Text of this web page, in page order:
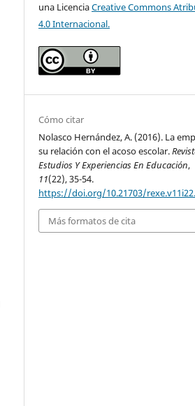
una LicenciaCreative Commons
4.0 Internacional.
Cómo citar
Nolasco Hernández, A. (2016). La
su relación con el acoso escolar.
Estudios Y Experiencias En Educación,
11(22), 35-54.
https://doi.org/10.21703/
Más formatos de cita